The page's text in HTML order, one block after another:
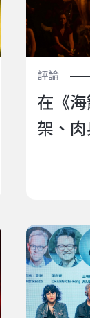
評論
在《
架、
【2026臺德
戲：一場關